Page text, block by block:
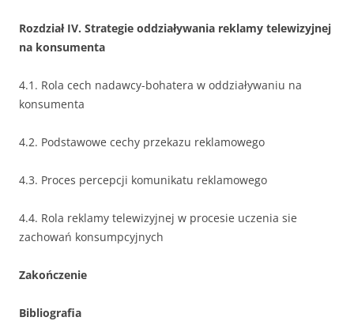
Rozdział IV. Strategie oddziaływania reklamy telewizyjnej
na konsumenta
4.1. Rola cech nadawcy-bohatera w oddziaływaniu na
konsumenta
4.2. Podstawowe cechy przekazu reklamowego
4.3. Proces percepcji komunikatu reklamowego
4.4. Rola reklamy telewizyjnej w procesie uczenia sie
zachowań konsumpcyjnych
Zakończenie
Bibliografia